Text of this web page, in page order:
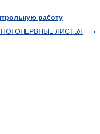
работу
ЛИСТЬЯ